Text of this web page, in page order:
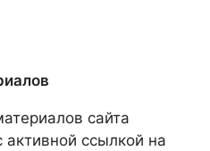
сайта
активной ссылкой на